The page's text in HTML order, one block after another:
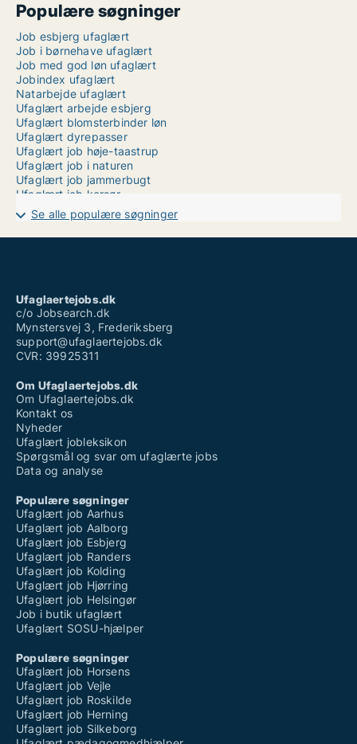
Populære søgninger
Job esbjerg ufaglært
Job i børnehave ufaglært
Job med god løn ufaglært
Jobindex ufaglært
Natarbejde ufaglært
Ufaglært arbejde esbjerg
Ufaglært blomsterbinder løn
Ufaglært dyrepasser
Ufaglært job høje-taastrup
Ufaglært job i naturen
Ufaglært job jammerbugt
Ufaglært job korsør
Ufaglært job langeland
Ufaglært job maribo
Ufaglært job med dyr
Ufaglært lastbilchauffør løn
Ufaglært portør job
Se alle populære søgninger
Ufaglaertejobs.dk
c/o Jobsearch.dk
Mynstersvej 3, Frederiksberg
support@ufaglaertejobs.dk
CVR: 39925311
Om Ufaglaertejobs.dk
Om Ufaglaertejobs.dk
Kontakt os
Nyheder
Ufaglært jobleksikon
Spørgsmål og svar om ufaglærte jobs
Data og analyse
Populære søgninger
Ufaglært job Aarhus
Ufaglært job Aalborg
Ufaglært job Esbjerg
Ufaglært job Randers
Ufaglært job Kolding
Ufaglært job Hjørring
Ufaglært job Helsingør
Job i butik ufaglært
Ufaglært SOSU-hjælper
Populære søgninger
Ufaglært job Horsens
Ufaglært job Vejle
Ufaglært job Roskilde
Ufaglært job Herning
Ufaglært job Silkeborg